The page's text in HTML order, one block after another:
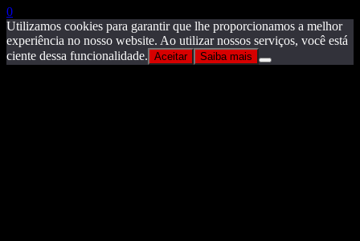
0
Utilizamos cookies para garantir que lhe proporcionamos a melhor
experiência no nosso website. Ao utilizar nossos serviços, você está
ciente dessa funcionalidade. Aceitar Saiba mais